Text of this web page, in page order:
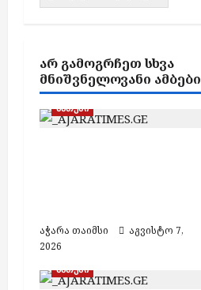
ᲐᲠ ᲒᲐᲛᲝᲒᲠᲩᲔᲗ ᲡᲮᲕᲐ
ᲛᲜᲘᲨᲕᲜᲔᲚᲝᲕᲐᲜᲘ ᲐᲛᲑᲔᲑᲘ
ბათუმი
აჭარა თაიმსი
აგვისტო 7,
2026
ბათუმი